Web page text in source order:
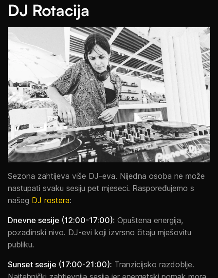
DJ Rotacija
Sezona zahtijeva više DJ-eva. Nijedna osoba ne može
nastupati svaku sesiju pet mjeseci. Raspoređujemo s
našeg DJ rostera:
Dnevne sesije (12:00-17:00): Opuštena energija,
pozadinski nivo. DJ-evi koji izvrsno čitaju mješovitu
publiku.
Sunset sesije (17:00-21:00): Tranzicijsko razdoblje.